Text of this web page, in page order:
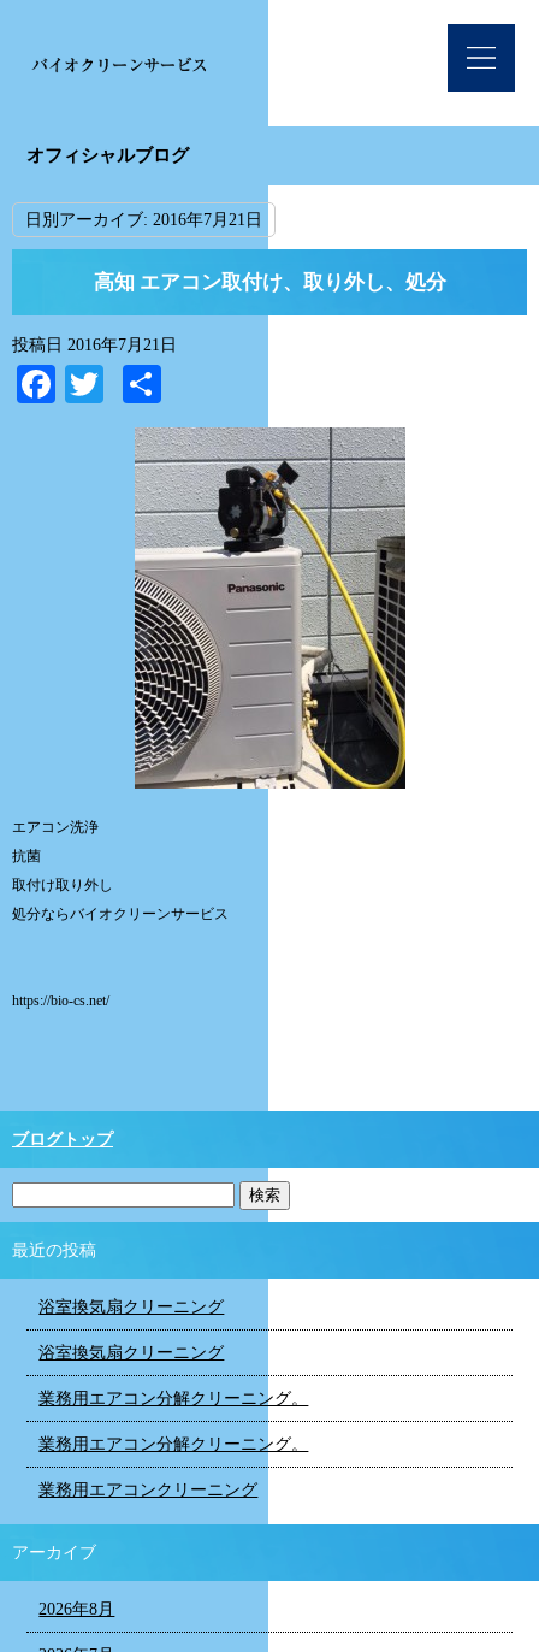
オフィシャルブログ
日別アーカイブ: 2016年7月21日
高知 エアコン取付け、取り外し、処分
投稿日 2016年7月21日
Facebook
Twitter
有
エアコン洗浄
抗菌
取付け取り外し
処分ならバイオクリーンサービス
https://bio-cs.net/
ブログトップ
最近の投稿
浴室換気扇クリーニング
浴室換気扇クリーニング
業務用エアコン分解クリーニング。
業務用エアコン分解クリーニング。
業務用エアコンクリーニング
アーカイブ
2026年8月